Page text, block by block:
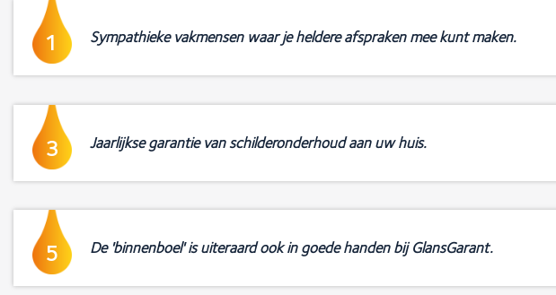
1 Sympathieke vakmensen waar je heldere afspraken mee kunt maken.
3 Jaarlijkse garantie van schilderonderhoud aan uw huis.
5 De 'binnenboel' is uiteraard ook in goede handen bij GlansGarant.